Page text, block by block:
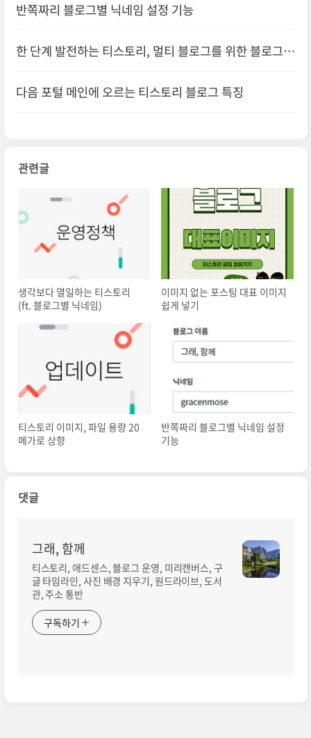
반쪽짜리 블로그별 닉네임 설정 기능
한 단계 발전하는 티스토리, 멀티 블로그를 위한 블로그별
다음 포털 메인에 오르는 티스토리 블로그 특징
관련글
생각보다 열일하는 티스토리
(ft. 블로그별 닉네임)
이미지 없는 포스팅 대표 이미지
쉽게 넣기
티스토리 이미지, 파일 용량 20
메가로 상향
반쪽짜리 블로그별 닉네임 설정
기능
댓글
그래, 함께
티스토리, 애드센스, 블로그 운영, 미리캔버스, 구
글 타임라인, 사진 배경 지우기, 원드라이브, 도서
관, 주소 통반
구독하기